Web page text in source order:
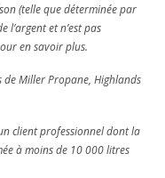
(telle que déterminée par
l’argent et n’est pas
en savoir plus.
de Miller Propane, Highlands
client professionnel dont la
à moins de 10 000 litres